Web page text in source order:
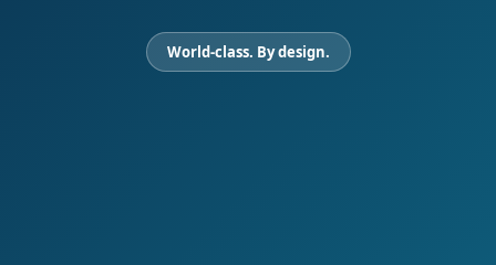
World-class. By design.